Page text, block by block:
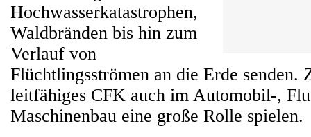
Hochwasserkatastrophen,
Waldbränden bis hin zum
Verlauf von
Flüchtlingsströmen an die Erde senden.
leitfähiges CFK auch im Automobil-,
Maschinenbau eine große Rolle spielen.